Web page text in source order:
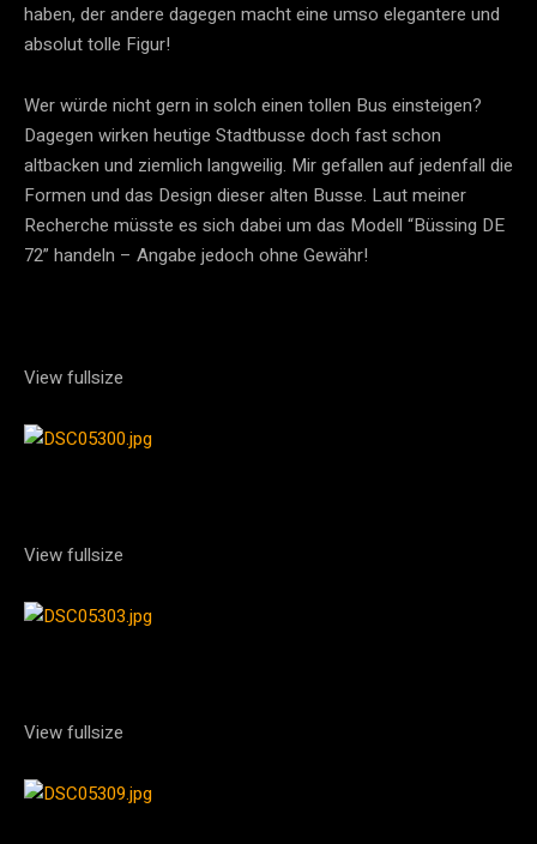
haben, der andere dagegen macht eine umso elegantere und
absolut tolle Figur!
Wer würde nicht gern in solch einen tollen Bus einsteigen?
Dagegen wirken heutige Stadtbusse doch fast schon
altbacken und ziemlich langweilig. Mir gefallen auf jedenfall die
Formen und das Design dieser alten Busse. Laut meiner
Recherche müsste es sich dabei um das Modell “Büssing DE
72” handeln – Angabe jedoch ohne Gewähr!
View fullsize
View fullsize
View fullsize